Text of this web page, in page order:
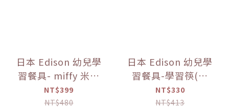
日本 Edison 幼兒學
習餐具- miffy 米菲
寶餐具【優惠限
NT$399
NT$480
日本 Edison 幼兒學
習餐具-學習筷(右
手) -miffy 米菲兔
(右手)/(左手)【優
NT$330
NT$413